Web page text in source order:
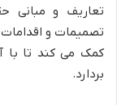
تعاریف و مبانی
تصمیمات و اقدامات
کمک می کند تا با
بردارد.